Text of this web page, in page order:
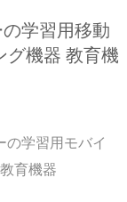
学習用移動
グ機器 教育機
の学習用モバイ
育機器